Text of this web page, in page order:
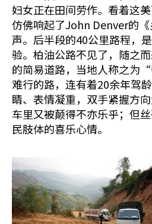
妇女正在田间劳作。看着这
仿佛响起了John Denver的
声。后半段的40公里路程，
验。柏油公路不见了，随之
的简易道路，当地人称之为
难行的路，连有着20余年驾
睛、表情凝重，双手紧握方
车里又被颠得不亦乐乎；但
民肢体的喜乐心情。